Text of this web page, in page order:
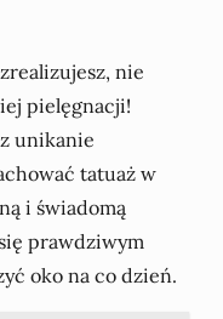
nie
pielęgnacji!
unikanie
tatuaż w
i świadomą
prawdziwym
oko na co dzień.